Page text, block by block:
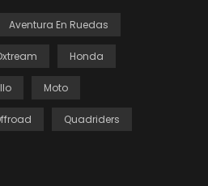
Aventura En Ruedas
Honda
Moto
Quadriders